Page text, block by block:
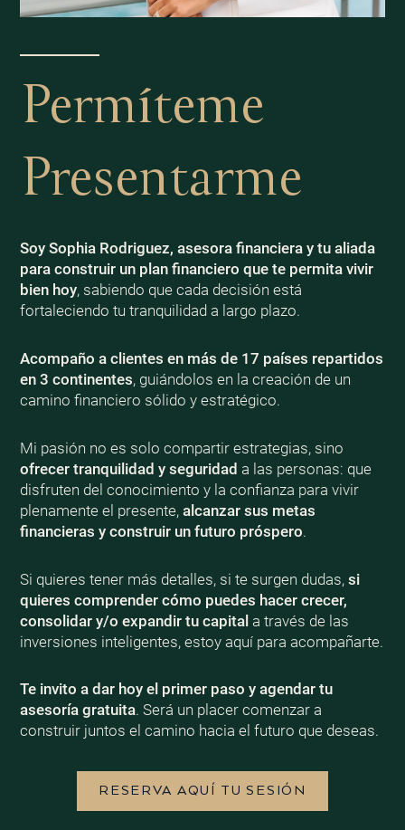
Permíteme
Presentarme
Soy Sophia Rodriguez, asesora financiera y tu aliada
para construir un plan financiero que te permita vivir
bien hoy, sabiendo que cada decisión está
fortaleciendo tu tranquilidad a largo plazo.
Acompaño a clientes en más de 17 países repartidos
en 3 continentes, guiándolos en la creación de un
camino financiero sólido y estratégico.
Mi pasión no es solo compartir estrategias, sino
ofrecer tranquilidad y seguridad a las personas: que
disfruten del conocimiento y la confianza para vivir
plenamente el presente, alcanzar sus metas
financieras y construir un futuro próspero.
Si quieres tener más detalles, si te surgen dudas, si
quieres comprender cómo puedes hacer crecer,
consolidar y/o expandir tu capitala través de las
inversiones inteligentes, estoy aquí para acompañarte.
Te invito a dar hoy el primer paso y agendar tu
asesoría gratuita. Será un placer comenzar a
construir juntos el camino hacia el futuro que deseas.
RESERVA AQUÍ TU SESIÓN